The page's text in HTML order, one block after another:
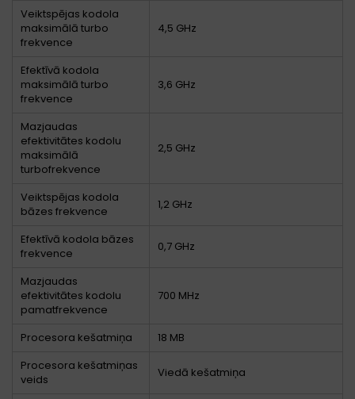
Veiktspējas kodola
maksimālā turbo
frekvence
4,5 GHz
Efektīvā kodola
maksimālā turbo
frekvence
3,6 GHz
Mazjaudas
efektivitātes kodolu
maksimālā
turbofrekvence
2,5 GHz
Veiktspējas kodola
bāzes frekvence
1,2 GHz
Efektīvā kodola bāzes
frekvence
0,7 GHz
Mazjaudas
efektivitātes kodolu
pamatfrekvence
700 MHz
Procesora kešatmiņa
18 MB
Procesora kešatmiņas
veids
Viedā kešatmiņa